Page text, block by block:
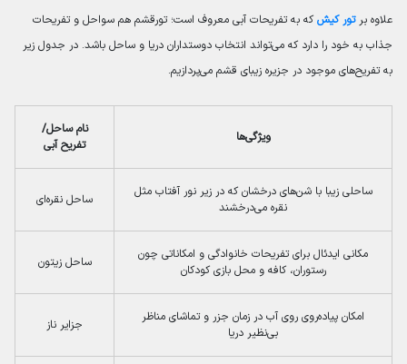
علاوه برتور کیش که به تفریحات آبی معروف است؛ تورقشم هم سواحل و تفریحات
جذاب به خود را دارد که می‌تواند انتخاب دوستداران دریا و ساحل باشد. در جدول زیر
به تفریح‌های موجود در جزیره زیبای قشم می‌پردازیم.
ویژگی‌ها
نام ساحل/
تفریح آبی
ساحلی زیبا با شن‌های درخشان که در زیر نور آفتاب مثل
نقره می‌درخشند
ساحل نقره‌ای
مکانی ایدئال برای تفریحات خانوادگی و امکاناتی چون
رستوران، کافه و محل بازی کودکان
ساحل زیتون
امکان پیاده‌روی روی آب در زمان جزر و تماشای مناظر
بی‌نظیر دریا
جزایر ناز